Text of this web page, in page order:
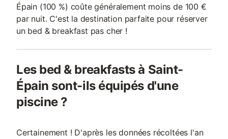
Épain (100 %) coûte généralement moins de 100 €
par nuit. C'est la destination parfaite pour réserver
un bed & breakfast pas cher !
Les bed & breakfasts à Saint-
Épain sont-ils équipés d'une
piscine ?
Certainement ! D'après les données récoltées l'an